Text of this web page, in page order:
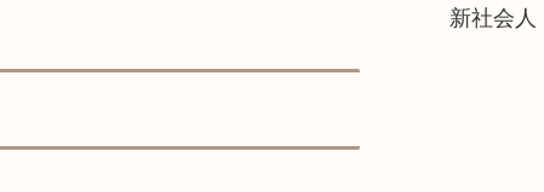
新社会人